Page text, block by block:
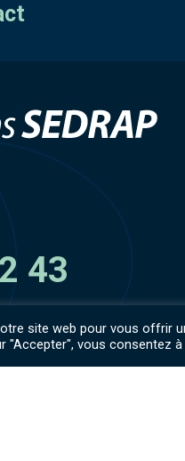
43
site web pour vous offrir
"Accepter", vous consentez